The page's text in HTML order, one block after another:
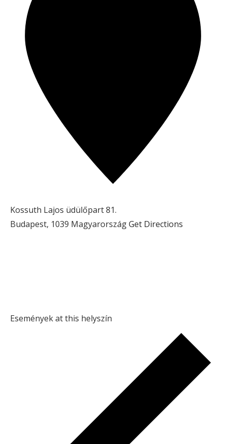
Kossuth Lajos üdülőpart 81.
Budapest, 1039 MagyarországGet Directions
Események at this helyszín